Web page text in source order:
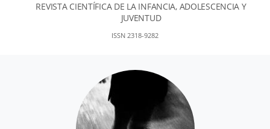
DESidades
REVISTA CIENTÍFICA DE LA INFANCIA, ADOLESCENCIA Y
JUVENTUD
ISSN 2318-9282